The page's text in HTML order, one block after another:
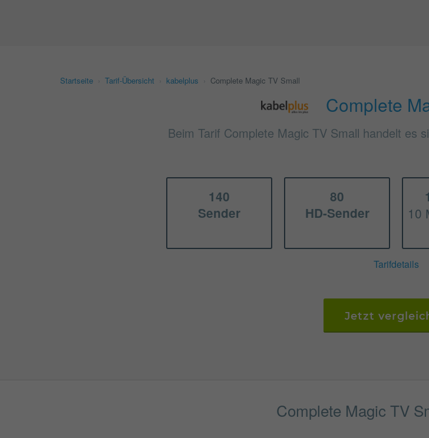
Startseite Tarif-Übersicht kabelplus Complete Magic TV Small
Complete
Beim Tarif Complete Magic TV Small handelt es
140
Sender
80
HD-Sender
10
Tarifdetails
Jetzt
Complete Magic TV